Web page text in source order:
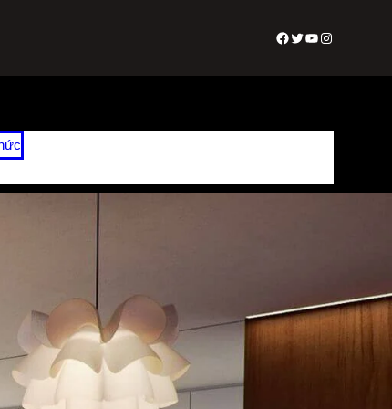
Facebook
Twitter
Youtube
Instagram